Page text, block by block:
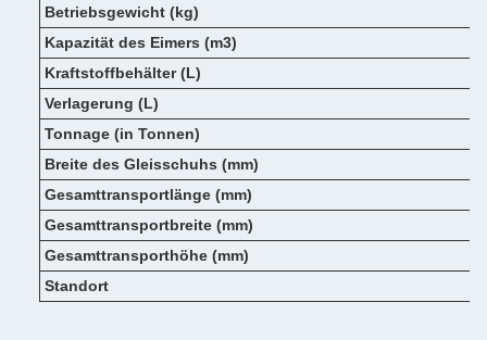
Betriebsgewicht (kg)
Kapazität des Eimers (m3)
Kraftstoffbehälter (L)
Verlagerung (L)
Tonnage (in Tonnen)
Breite des Gleisschuhs (mm)
Gesamttransportlänge (mm)
Gesamttransportbreite (mm)
Gesamttransporthöhe (mm)
Standort